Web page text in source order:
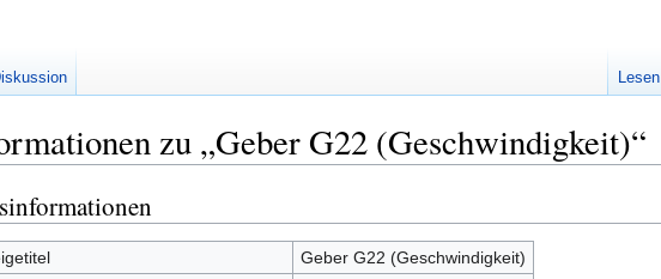
zu „Geber G22 (Geschwindigkeit)“
Geber G22 (Geschwindigkeit)
Lesen